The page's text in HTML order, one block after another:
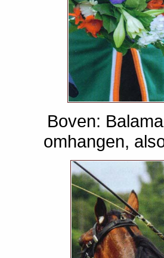
Boven:
omhangen,